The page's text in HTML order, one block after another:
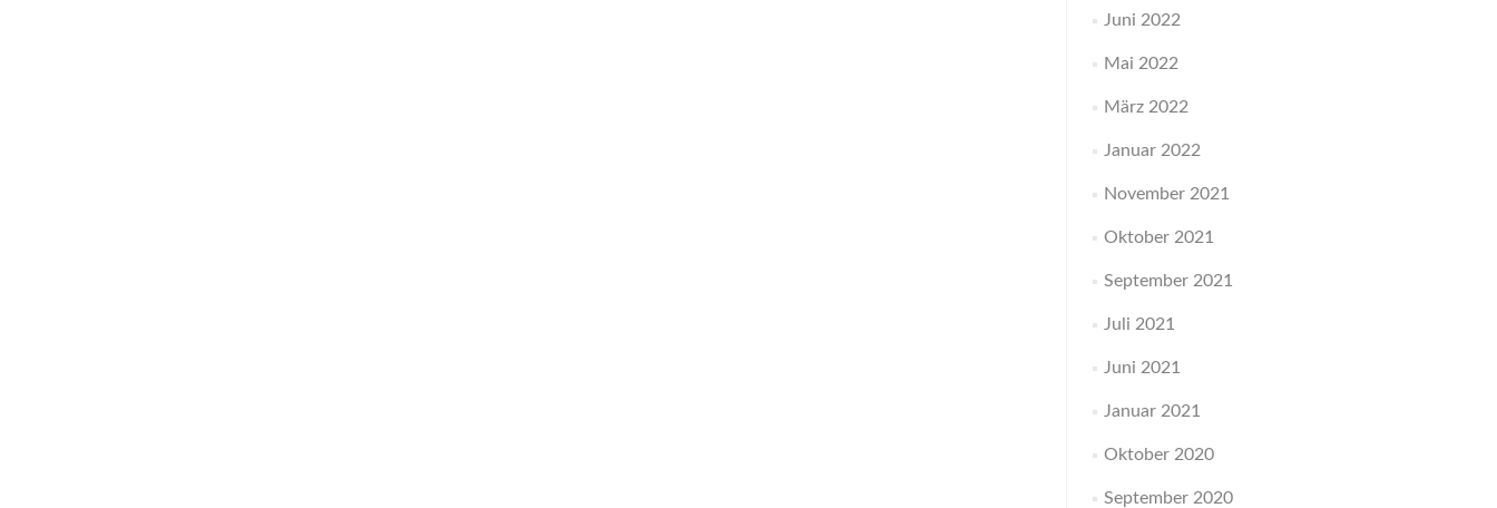
Juni 2022
Mai 2022
März 2022
Januar 2022
November 2021
Oktober 2021
September 2021
Juli 2021
Juni 2021
Januar 2021
Oktober 2020
September 2020